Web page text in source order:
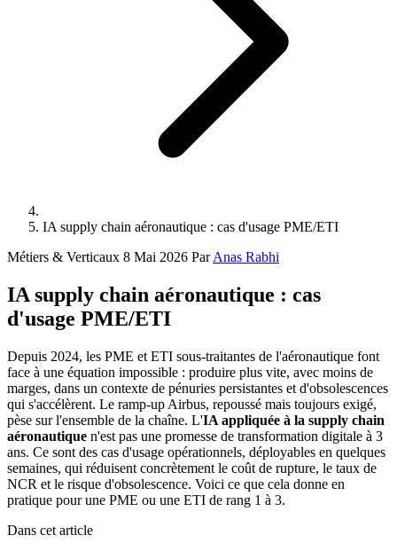
IA supply chain aéronautique : cas d'usage PME/ETI
Métiers & Verticaux 8 Mai 2026 ParAnas Rabhi
IA supply chain aéronautique : cas
d'usage PME/ETI
Depuis 2024, les PME et ETI sous-traitantes de l'aéronautique font
face à une équation impossible : produire plus vite, avec moins de
marges, dans un contexte de pénuries persistantes et d'obsolescences
qui s'accélèrent. Le ramp-up Airbus, repoussé mais toujours exigé,
pèse sur l'ensemble de la chaîne. L'IA appliquée à la supply chain
aéronautique n'est pas une promesse de transformation digitale à 3
ans. Ce sont des cas d'usage opérationnels, déployables en quelques
semaines, qui réduisent concrètement le coût de rupture, le taux de
NCR et le risque d'obsolescence. Voici ce que cela donne en
pratique pour une PME ou une ETI de rang 1 à 3.
Dans cet article